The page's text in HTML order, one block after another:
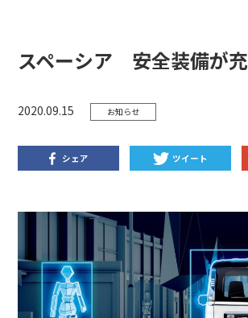
スペーシア 安全装備が充
2020.09.15 お知らせ
シェア ツイート